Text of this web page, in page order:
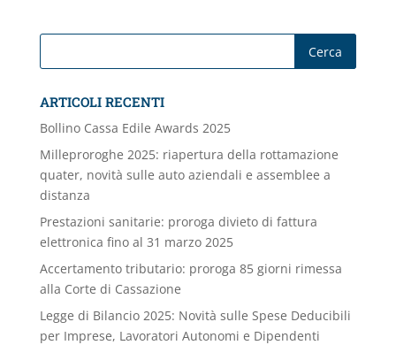
ARTICOLI RECENTI
Bollino Cassa Edile Awards 2025
Milleproroghe 2025: riapertura della rottamazione
quater, novità sulle auto aziendali e assemblee a
distanza
Prestazioni sanitarie: proroga divieto di fattura
elettronica fino al 31 marzo 2025
Accertamento tributario: proroga 85 giorni rimessa
alla Corte di Cassazione
Legge di Bilancio 2025: Novità sulle Spese Deducibili
per Imprese, Lavoratori Autonomi e Dipendenti